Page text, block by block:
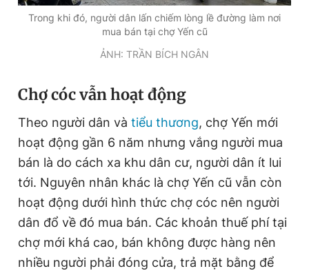
Trong khi đó, người dân lấn chiếm lòng lề đường làm nơi
mua bán tại chợ Yến cũ
ẢNH: TRẦN BÍCH NGÂN
Chợ cóc vẫn hoạt động
Theo người dân và tiểu thương, chợ Yến mới
hoạt động gần 6 năm nhưng vắng người mua
bán là do cách xa khu dân cư, người dân ít lui
tới. Nguyên nhân khác là chợ Yến cũ vẫn còn
hoạt động dưới hình thức chợ cóc nên người
dân đổ về đó mua bán. Các khoản thuế phí tại
chợ mới khá cao, bán không được hàng nên
nhiều người phải đóng cửa, trả mặt bằng để